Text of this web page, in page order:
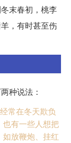
末春初，桃李
，有时甚至伤
种说法：
常在冬天欺负
有一些人想把
放鞭炮、挂红